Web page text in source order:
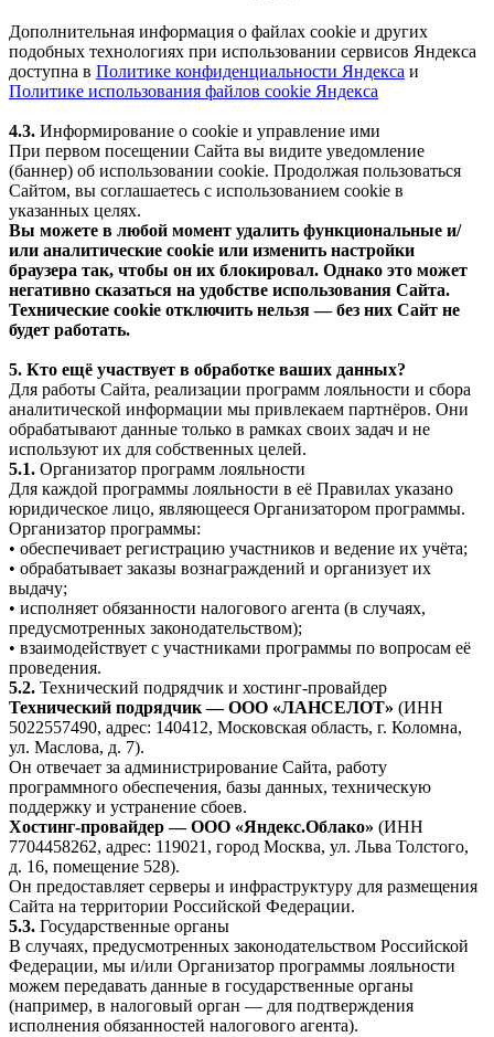
Дополнительная информация о файлах cookie и других
подобных технологиях при использовании сервисов Яндекса
доступна в Политике конфиденциальности Яндекса и
Политике использования файлов cookie Яндекса
4.3. Информирование о cookie и управление ими
При первом посещении Сайта вы видите уведомление
(баннер) об использовании cookie. Продолжая пользоваться
Сайтом, вы соглашаетесь с использованием cookie в
указанных целях.
Вы можете в любой момент удалить функциональные и/
или аналитические cookie или изменить настройки
браузера так, чтобы он их блокировал. Однако это может
негативно сказаться на удобстве использования Сайта.
Технические cookie отключить нельзя — без них Сайт не
будет работать.
5. Кто ещё участвует в обработке ваших данных?
Для работы Сайта, реализации программ лояльности и сбора
аналитической информации мы привлекаем партнёров. Они
обрабатывают данные только в рамках своих задач и не
используют их для собственных целей.
5.1. Организатор программ лояльности
Для каждой программы лояльности в её Правилах указано
юридическое лицо, являющееся Организатором программы.
Организатор программы:
• обеспечивает регистрацию участников и ведение их учёта;
• обрабатывает заказы вознаграждений и организует их
выдачу;
• исполняет обязанности налогового агента (в случаях,
предусмотренных законодательством);
• взаимодействует с участниками программы по вопросам её
проведения.
5.2. Технический подрядчик и хостинг-провайдер
Технический подрядчик — ООО «ЛАНСЕЛОТ» (ИНН
5022557490, адрес: 140412, Московская область, г. Коломна,
ул. Маслова, д. 7).
Он отвечает за администрирование Сайта, работу
программного обеспечения, базы данных, техническую
поддержку и устранение сбоев.
Хостинг-провайдер — ООО «Яндекс.Облако» (ИНН
7704458262, адрес: 119021, город Москва, ул. Льва Толстого,
д. 16, помещение 528).
Он предоставляет серверы и инфраструктуру для размещения
Сайта на территории Российской Федерации.
5.3. Государственные органы
В случаях, предусмотренных законодательством Российской
Федерации, мы и/или Организатор программы лояльности
можем передавать данные в государственные органы
(например, в налоговый орган — для подтверждения
исполнения обязанностей налогового агента).